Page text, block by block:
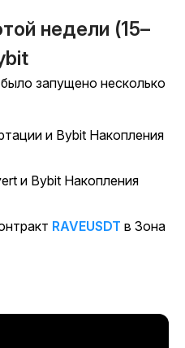
недели (15–
запущено несколько
и Bybit Накопления
и Bybit Накопления
RAVEUSDT в Зона